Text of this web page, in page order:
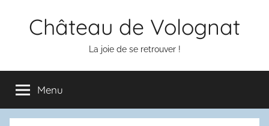
Château de Volognat
La joie de se retrouver !
Menu